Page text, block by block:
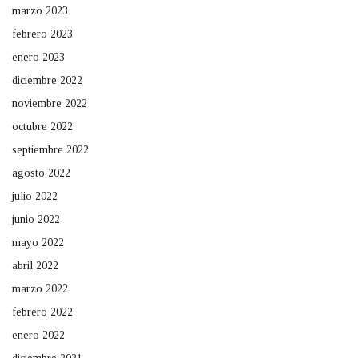
marzo 2023
febrero 2023
enero 2023
diciembre 2022
noviembre 2022
octubre 2022
septiembre 2022
agosto 2022
julio 2022
junio 2022
mayo 2022
abril 2022
marzo 2022
febrero 2022
enero 2022